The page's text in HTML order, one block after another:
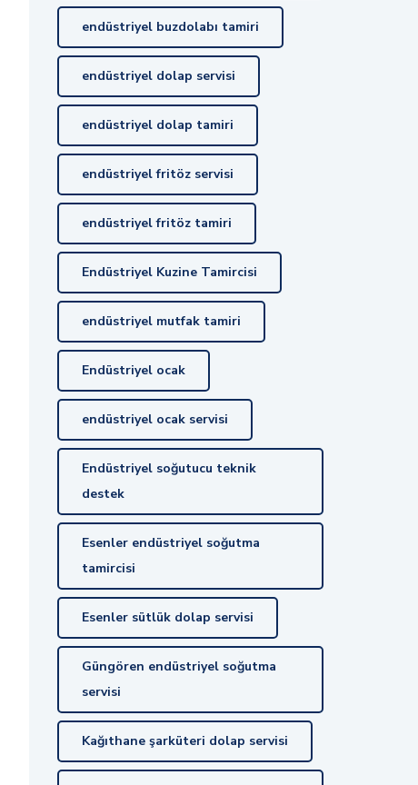
endüstriyel buzdolabı tamiri
endüstriyel dolap servisi
endüstriyel dolap tamiri
endüstriyel fritöz servisi
endüstriyel fritöz tamiri
Endüstriyel Kuzine Tamircisi
endüstriyel mutfak tamiri
Endüstriyel ocak
endüstriyel ocak servisi
Endüstriyel soğutucu teknik
destek
Esenler endüstriyel soğutma
tamircisi
Esenler sütlük dolap servisi
Güngören endüstriyel soğutma
servisi
Kağıthane şarküteri dolap servisi